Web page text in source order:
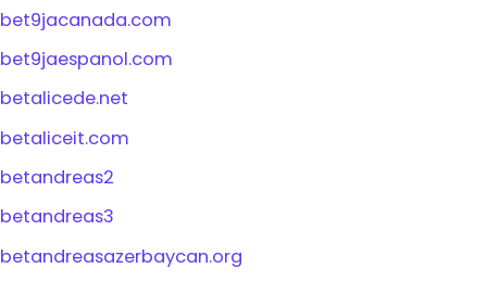
bet9jacanada.com
bet9jaespanol.com
betalicede.net
betaliceit.com
betandreas2
betandreas3
betandreasazerbaycan.org